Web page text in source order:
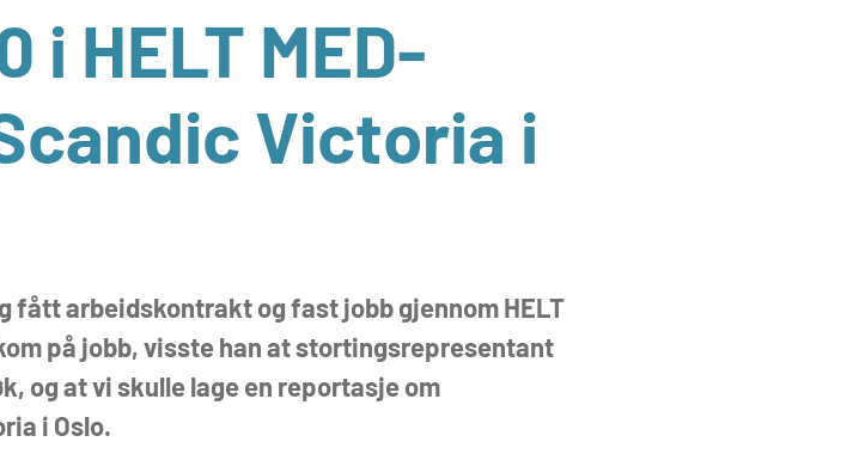
HELT MED-
Victoria i
fått arbeidskontrakt og fast jobb gjennom HELT
på jobb, visste han at stortingsrepresentant
og at vi skulle lage en reportasje om
i Oslo.